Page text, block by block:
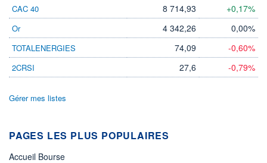
CAC 40 8 714,93 +0,17%
Or 4 342,26 0,00%
TOTALENERGIES 74,09 -0,60%
2CRSI 27,6 -0,79%
Gérer mes listes
PAGES LES PLUS POPULAIRES
Accueil Bourse